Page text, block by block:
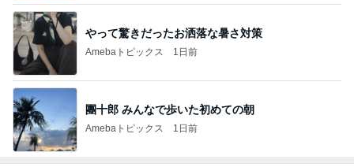
やって驚きだったお洒落な暑さ対策
Amebaトピックス 1日前
團十郎 みんなで歩いた初めての朝
Amebaトピックス 1日前